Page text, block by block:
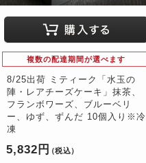
複数の配達期間が選べます
8/25出荷 ミティーク「水玉の
陣・レアチーズケーキ」抹茶、
フランボワーズ、ブルーベリ
ー、ゆず、ずんだ 10個入り※冷
凍
5,832円 （税込）